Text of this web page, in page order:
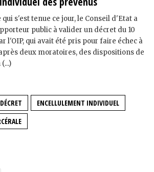
s'est tenue ce jour, le Conseil d'Etat a
public à valider un décret du 10
l'OIP, qui avait été pris pour faire échec à
deux moratoires, des dispositions de
DÉCRET
ENCELLULEMENT INDIVIDUEL